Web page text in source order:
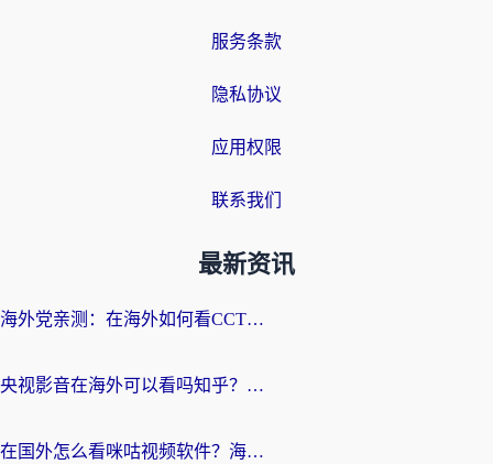
服务条款
隐私协议
应用权限
联系我们
最新资讯
海外党亲测：在海外如何看CCTV？告别“仅限大陆播放”的实用指南
央视影音在海外可以看吗知乎？留学生亲测：3步解决地域限制+追剧自由
在国外怎么看咪咕视频软件？海外党亲测有效的回国加速方案